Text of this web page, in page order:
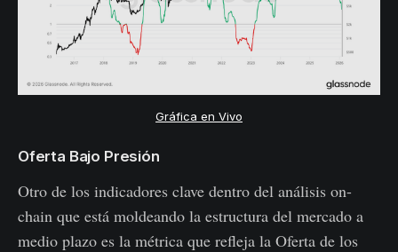
Gráfica en Vivo
Oferta Bajo Presión
Otro de los indicadores clave dentro del análisis on-
chain que está moldeando la estructura del mercado a
medio plazo es la métrica que refleja la Oferta de los